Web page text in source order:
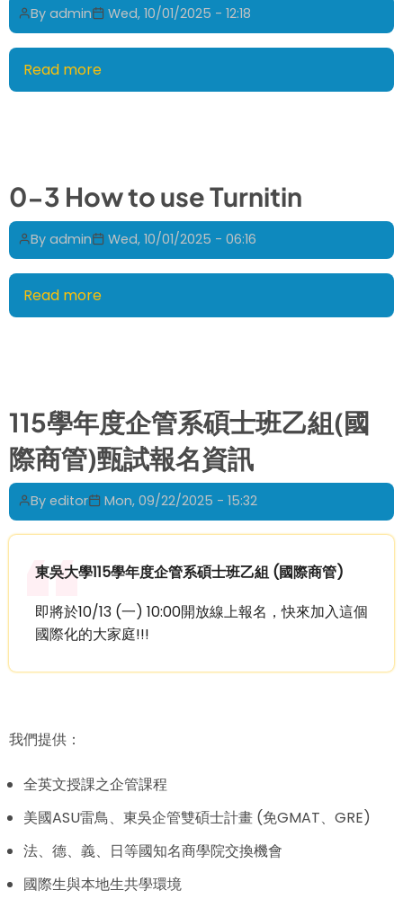
入
學
報
資
學
生
使
By admin Wed, 10/01/2025 - 12:18
Read more
0-
Turnitin
0-3 How to use Turnitin
By admin Wed, 10/01/2025 - 06:16
Read more
0-
use
Turnitin
115學年度企管系碩士班乙組(國
際商管)甄試報名資訊
By editor Mon, 09/22/2025 - 15:32
東吳大學115學年度企管系碩士班乙組 (國際商管)
即將於10/13 (一) 10:00開放線上報名，快來加入這個
國際化的大家庭!!!
我們提供：
全英文授課之企管課程
美國ASU雷鳥、東吳企管雙碩士計畫 (免GMAT、GRE)
法、德、義、日等國知名商學院交換機會
國際生與本地生共學環境